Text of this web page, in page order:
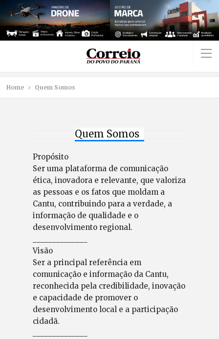
Home Quem Somos
Quem Somos
Propósito
Ser uma plataforma de comunicação
ética, inovadora e relevante, que valoriza
as pessoas e os fatos que moldam a
Cantu, contribuindo para a verdade, a
informação de qualidade e o
desenvolvimento regional.
Visão
Ser a principal referência em
comunicação e informação da Cantu,
reconhecida pela credibilidade, inovação
e capacidade de promover o
desenvolvimento local e a participação
cidadã.